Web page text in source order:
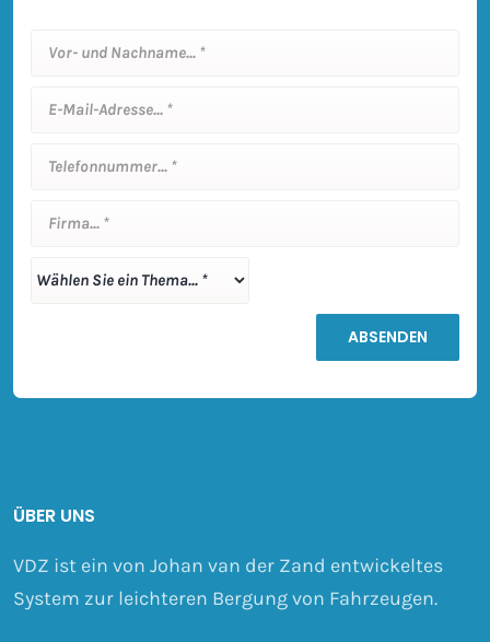
ÜBER UNS
VDZ ist ein von Johan van der Zand entwickeltes
System zur leichteren Bergung von Fahrzeugen.